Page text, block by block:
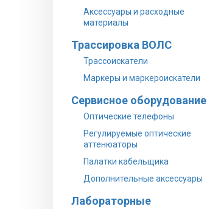
Аксессуары и расходные
материалы
Трассировка ВОЛС
Трассоискатели
Маркеры и маркероискатели
Сервисное оборудование
Оптические телефоны
Регулируемые оптические
аттенюаторы
Палатки кабельщика
Дополнительные аксессуары
Лабораторные